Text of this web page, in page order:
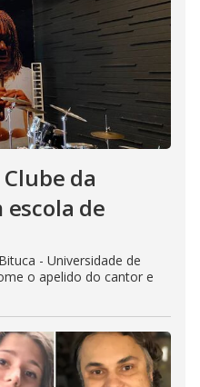
da
de
- Universidade de
o apelido do cantor e